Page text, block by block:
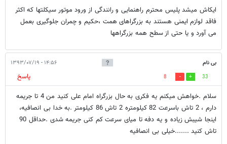
ایکاش میشد پلیس محترم راهنمایی و رانندگی از ورود موتور سیکلتها که اکثر
فاقد لوازم ایمنی هستند به بزرگراهای همت ،حکیم و چمران جلوگیری بعمل
می آورد و یا حتی از سطح همه بزرگراهها
بی نام ۱۴:۵۶ - ۱۳۹۳/۰۷/۱۹
33
8
پاسخ
سلام .خواهش میکنم یه فکری به حال بزرگراه امام علی کنید من 4 تا جریمه
دارم ، 2 تاش باسرعت 82 کیلومتره 2 تاش 86 کیلومتر .به خدا بی انصافیه،
اینجا شیبش زیاده و یه دفه تا میای سرعت کم کنی جریمه شدی .حداقل 90
تاش کنید .......خیلی بی انصافیه